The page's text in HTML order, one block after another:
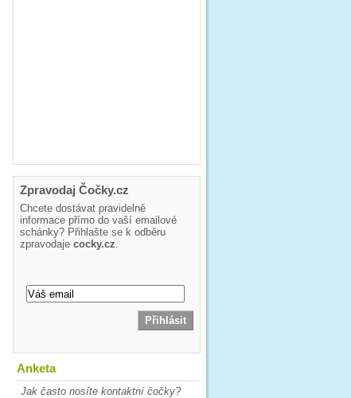
Zpravodaj Čočky.cz
Chcete dostávat pravidelně
informace přímo do vaší emailové
schánky? Přihlašte se k odběru
zpravodaje cocky.cz.
Anketa
Jak často nosíte kontaktní čočky?